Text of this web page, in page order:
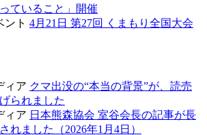
ていること」開催
ント 4月21日 第27回 くまもり全国大会
ィア クマ出没の“本当の背景”が、読売
られました
ィア 日本熊森協会 室谷会長の記事が長
れました（2026年1月4日）